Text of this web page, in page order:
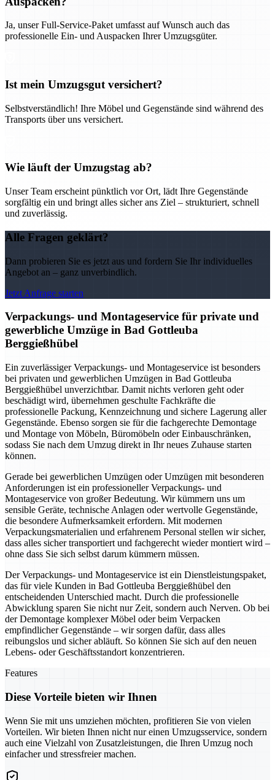
Ja, unser Full-Service-Paket umfasst auf Wunsch auch das
professionelle Ein- und Auspacken Ihrer Umzugsgüter.
Ist mein Umzugsgut versichert?
Selbstverständlich! Ihre Möbel und Gegenstände sind während des
Transports über uns versichert.
Wie läuft der Umzugstag ab?
Unser Team erscheint pünktlich vor Ort, lädt Ihre Gegenstände
sorgfältig ein und bringt alles sicher ans Ziel – strukturiert, schnell
und zuverlässig.
Alle Fragen geklärt?
Dann probieren Sie es jetzt aus und fordern Sie Ihr individuelles
Angebot an – ganz unverbindlich.
Jetzt Anfrage starten
Verpackungs- und Montageservice für private und
gewerbliche Umzüge in Bad Gottleuba
Berggießhübel
Ein zuverlässiger Verpackungs- und Montageservice ist besonders
bei privaten und gewerblichen Umzügen in Bad Gottleuba
Berggießhübel unverzichtbar. Damit nichts verloren geht oder
beschädigt wird, übernehmen geschulte Fachkräfte die
professionelle Packung, Kennzeichnung und sichere Lagerung aller
Gegenstände. Ebenso sorgen sie für die fachgerechte Demontage
und Montage von Möbeln, Büromöbeln oder Einbauschränken,
sodass Sie nach dem Umzug direkt in Ihr neues Zuhause starten
können.
Gerade bei gewerblichen Umzügen oder Umzügen mit besonderen
Anforderungen ist ein professioneller Verpackungs- und
Montageservice von großer Bedeutung. Wir kümmern uns um
sensible Geräte, technische Anlagen oder wertvolle Gegenstände,
die besondere Aufmerksamkeit erfordern. Mit modernen
Verpackungsmaterialien und erfahrenem Personal stellen wir sicher,
dass alles sicher transportiert und fachgerecht wieder montiert wird –
ohne dass Sie sich selbst darum kümmern müssen.
Der Verpackungs- und Montageservice ist ein Dienstleistungspaket,
das für viele Kunden in Bad Gottleuba Berggießhübel den
entscheidenden Unterschied macht. Durch die professionelle
Abwicklung sparen Sie nicht nur Zeit, sondern auch Nerven. Ob bei
der Demontage komplexer Möbel oder beim Verpacken
empfindlicher Gegenstände – wir sorgen dafür, dass alles
reibungslos und sicher abläuft. So können Sie sich auf den neuen
Lebens- oder Geschäftsstandort konzentrieren.
Features
Diese Vorteile bieten wir Ihnen
Wenn Sie mit uns umziehen möchten, profitieren Sie von vielen
Vorteilen. Wir bieten Ihnen nicht nur einen Umzugsservice, sondern
auch eine Vielzahl von Zusatzleistungen, die Ihren Umzug noch
einfacher und stressfreier machen.